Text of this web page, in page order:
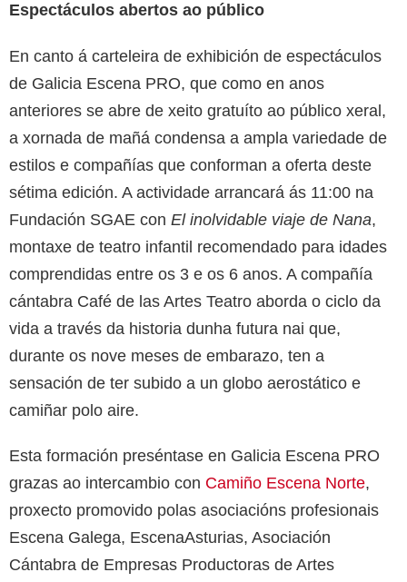
Espectáculos abertos ao público
En canto á carteleira de exhibición de espectáculos
de Galicia Escena PRO, que como en anos
anteriores se abre de xeito gratuíto ao público xeral,
a xornada de mañá condensa a ampla variedade de
estilos e compañías que conforman a oferta deste
sétima edición. A actividade arrancará ás 11:00 na
Fundación SGAE con El inolvidable viaje de Nana,
montaxe de teatro infantil recomendado para idades
comprendidas entre os 3 e os 6 anos. A compañía
cántabra Café de las Artes Teatro aborda o ciclo da
vida a través da historia dunha futura nai que,
durante os nove meses de embarazo, ten a
sensación de ter subido a un globo aerostático e
camiñar polo aire.
Esta formación preséntase en Galicia Escena PRO
grazas ao intercambio con Camiño Escena Norte,
proxecto promovido polas asociacións profesionais
Escena Galega, EscenaAsturias, Asociación
Cántabra de Empresas Productoras de Artes